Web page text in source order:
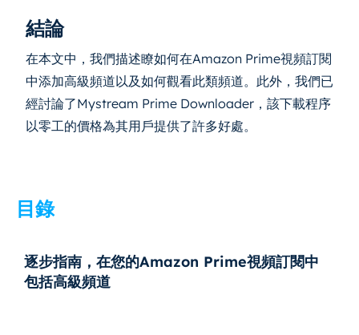
結論
在本文中，我們描述瞭如何在Amazon Prime視頻訂閱
中添加高級頻道以及如何觀看此類頻道。此外，我們已
經討論了Mystream Prime Downloader，該下載程序
以零工的價格為其用戶提供了許多好處。
目錄
逐步指南，在您的Amazon Prime視頻訂閱中
包括高級頻道